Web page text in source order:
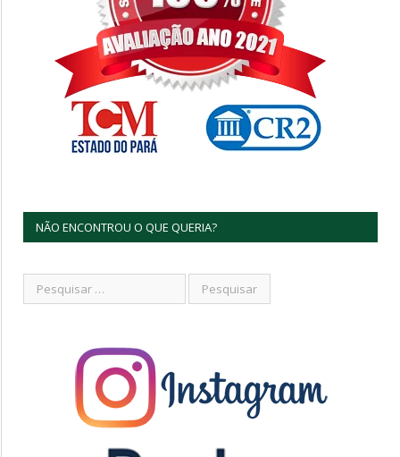
NÃO ENCONTROU O QUE QUERIA?